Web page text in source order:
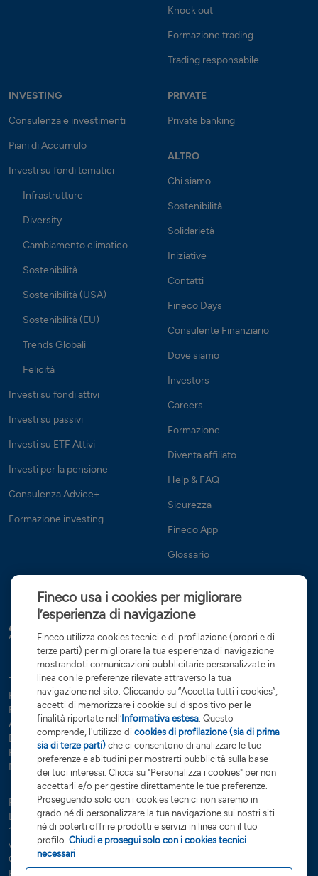
Knock out
Formazione trading
Trading responsabile
INVESTING
Consulenza e investimenti
Piani di Accumulo
Investi su fondi tematici
Infrastrutture
Diversity
Cambiamento climatico
Sostenibilità
Sostenibilità (USA)
Sostenibilità (EU)
Trends Globali
Felicità
Investi su fondi attivi
Investi su passivi
Investi su ETF Attivi
Investi per la pensione
Consulenza Advice+
Formazione investing
PRIVATE
Private banking
ALTRO
Chi siamo
Sostenibilità
Solidarietà
Iniziative
Contatti
Fineco Days
Consulente Finanziario
Dove siamo
Investors
Careers
Formazione
Diventa affiliato
Help & FAQ
Sicurezza
Fineco App
Glossario
Tutte le condizioni Trasparenza Reclami e ricorsi
Rapporti dormienti
Dati Societari
Servizi di investimento
Preferenze cookies
Governance
Arbitro controversie finanziarie
Open Banking
Dichiarazione di accessibilità
Whistleblowing
Risoluzione bancaria
Sostenibilità (SFDR)
Glossario
Note Legali
FinecoBank S.p.A. - Sede legale 20131 Milano - P.zza Durante, 11 -
Direzione Generale 42123 Reggio Emilia Via Rivoluzione d’Ottobre,
16 - Capitale Sociale €201.923.898,99interamente sottoscritto e
versato - Banca iscritta all’Albo delle Banche e Capogruppo del
Gruppo Bancario FinecoBank – Albo dei Gruppi Bancari cod. 3015 -
Fineco usa i cookies per migliorare
l’esperienza di navigazione
Fineco utilizza cookies tecnici e di profilazione (propri e di
terze parti) per migliorare la tua esperienza di navigazione
mostrandoti comunicazioni pubblicitarie personalizzate in
linea con le preferenze rilevate attraverso la tua
navigazione nel sito. Cliccando su “Accetta tutti i cookies”,
accetti di memorizzare i cookie sul dispositivo per le
finalità riportate nell’Informativa estesa. Questo
comprende, l'utilizzo di cookies di profilazione (sia di prima
sia di terze parti)che ci consentono di analizzare le tue
preferenze e abitudini per mostrarti pubblicità sulla base
dei tuoi interessi. Clicca su "Personalizza i cookies" per non
accettarli e/o per gestire direttamente le tue preferenze.
Proseguendo solo con i cookies tecnici non saremo in
grado né di personalizzare la tua navigazione sui nostri siti
né di poterti offrire prodotti e servizi in linea con il tuo
profilo. Chiudi e prosegui solo con i cookies tecnici
necessari